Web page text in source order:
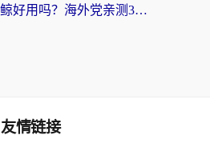
雷神手游和柠檬鲸好用吗？海外党亲测3款回国加速器，教你避开破解VPN坑
友情链接